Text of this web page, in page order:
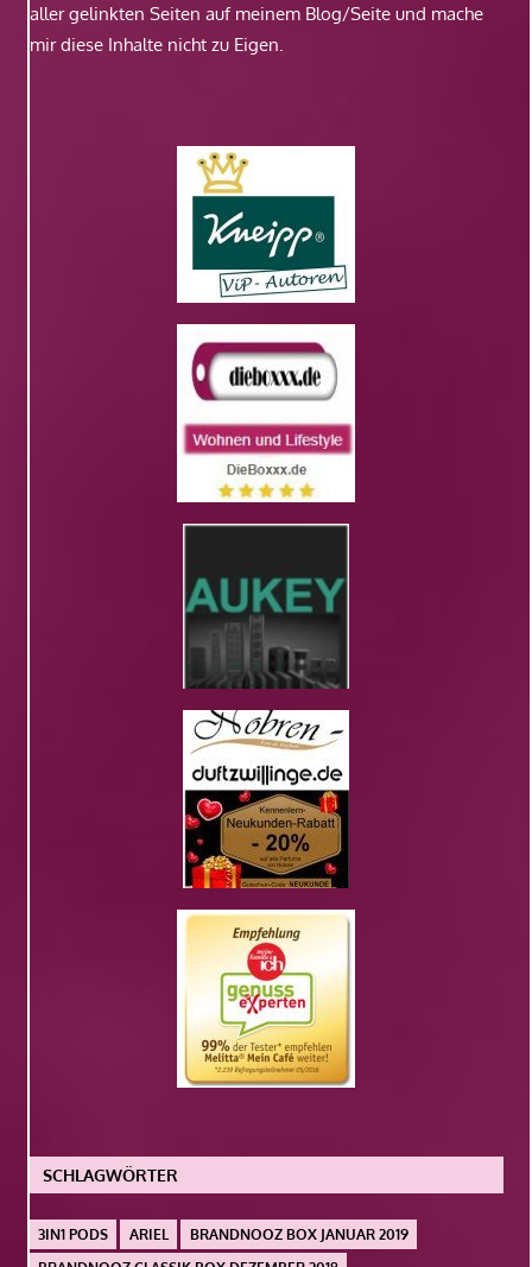
aller gelinkten Seiten auf meinem Blog/Seite und mache
mir diese Inhalte nicht zu Eigen.
SCHLAGWÖRTER
3IN1 PODS ARIEL
BRANDNOOZ BOX JANUAR 2019